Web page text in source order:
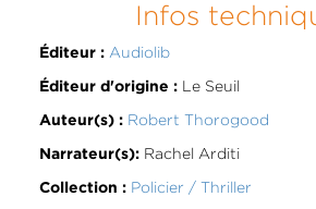
Infos
Éditeur : Audiolib
Éditeur d'origine :Le Seuil
Auteur(s) : Robert Thorogood
Narrateur(s):Rachel Arditi
Collection : Policier / Thriller